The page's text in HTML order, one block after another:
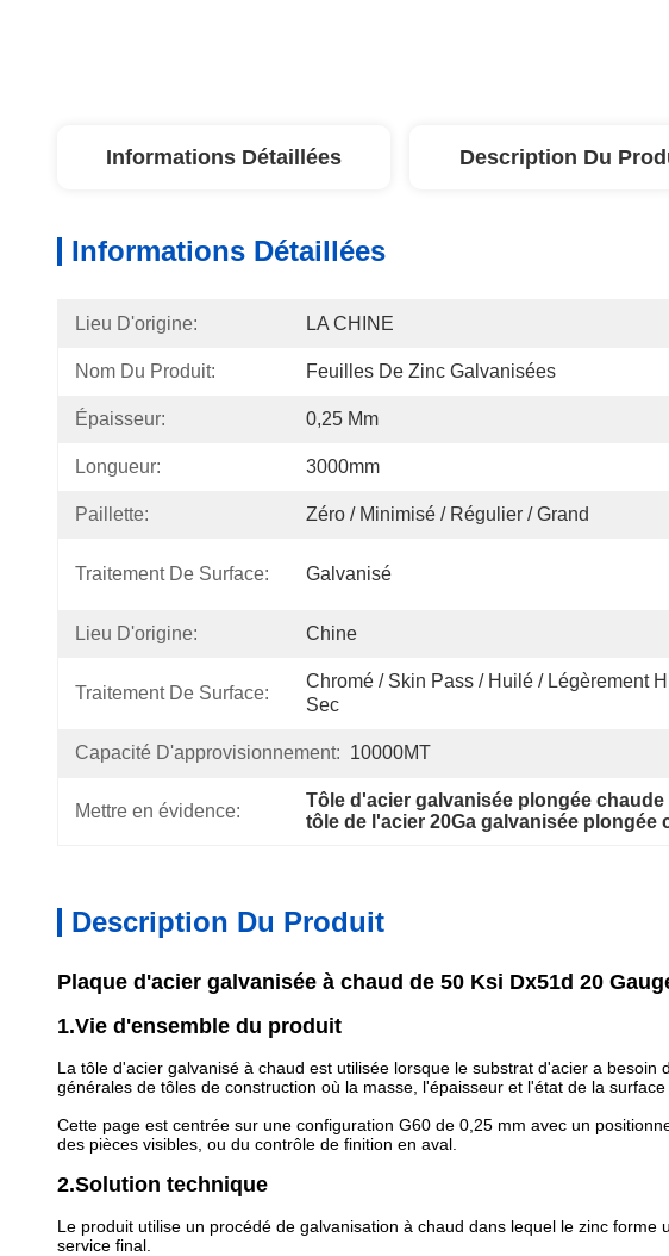
Informations Détaillées Description Du
Informations Détaillées
Lieu D'origine: LA CHINE
Nom Du Produit: Feuilles De Zinc Galvanisées
Épaisseur: 0,25 Mm
Longueur: 3000mm
Paillette: Zéro / Minimisé / Régulier / Grand
Traitement De Surface: Galvanisé
Lieu D'origine: Chine
Traitement De Surface:
Chromé / Skin Pass / Huilé / Légèrement
Sec
Capacité D'approvisionnement: 10000MT
Mettre en évidence:
Tôle d'acier galvanisée plongée chaude
tôle de l'acier 20Ga galvanisée plongée
Description Du Produit
Plaque d'acier galvanisée à chaud de 50 Ksi Dx51d 20
1.Vie d'ensemble du produit
La tôle d'acier galvanisé à chaud est utilisée lorsque le substrat d'acier a
générales de tôles de construction où la masse, l'épaisseur et l'état de la
Cette page est centrée sur une configuration G60 de 0,25 mm avec un
des pièces visibles, ou du contrôle de finition en aval.
2.Solution technique
Le produit utilise un procédé de galvanisation à chaud dans lequel le zinc
service final.